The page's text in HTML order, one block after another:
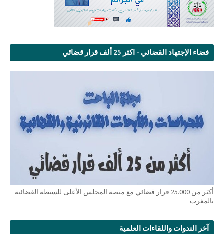
فضاء الإجتهاد القضائي - اكثر 25 ألف قرار قضائي
أكثر من 25.000 قرار قضائي مع منصة المجلس الأعلى للسبطة القضائية
بالمغرب
آخر الندوات واللقاءات العلمية